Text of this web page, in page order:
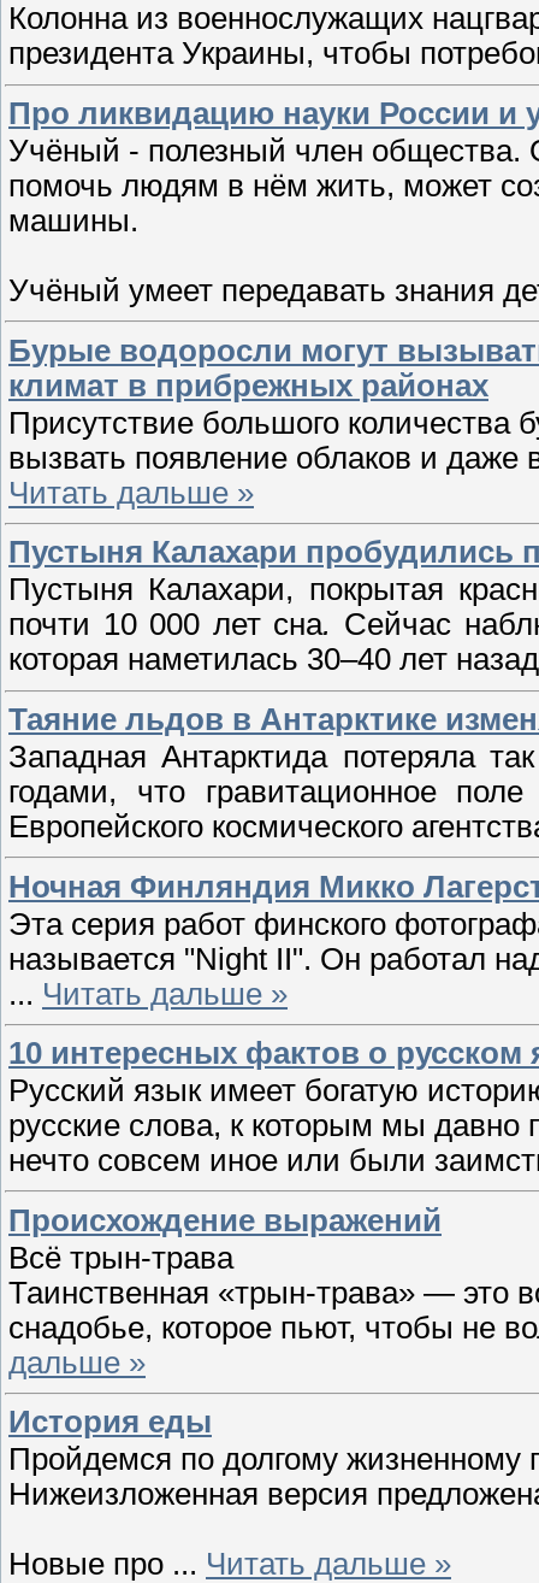
Колонна из военнослужащих
президента Украины, чтобы
Про ликвидацию науки России и
Учёный - полезный член общества.
помочь людям в нём жить, может
машины.
Учёный умеет передавать знания
Бурые водоросли могут
климат в прибрежных районах
Присутствие большого количества
вызвать появление облаков и
Читать дальше »
Пустыня Калахари пробудились
Пустыня Калахари, покрытая
почти 10 000 лет сна. Сейчас
которая наметилась 30–40 лет
Таяние льдов в Антарктике
Западная Антарктида потеряла
годами, что гравитационное
Европейского космического
Ночная Финляндия Микко
Эта серия работ финского
называется "Night II". Он работал
... Читать дальше »
10 интересных фактов о русском
Русский язык имеет богатую
русские слова, к которым мы давно
нечто совсем иное или были
Происхождение выражений
Всё трын-трава
Таинственная «трын-трава» — это
снадобье, которое пьют, чтобы не
дальше »
История еды
Пройдемся по долгому жизненному
Нижеизложенная версия
Новые про ... Читать дальше »